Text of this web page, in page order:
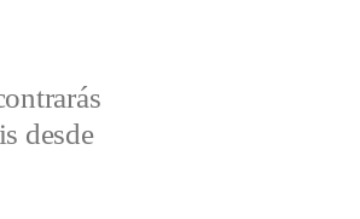
desde